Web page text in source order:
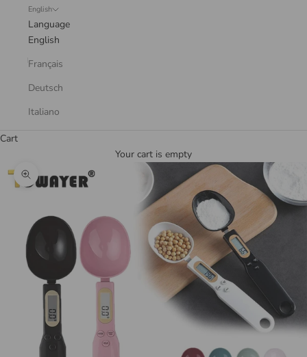
English
Language
English
Français
Deutsch
Italiano
Cart
Your cart is empty
Zoom picture